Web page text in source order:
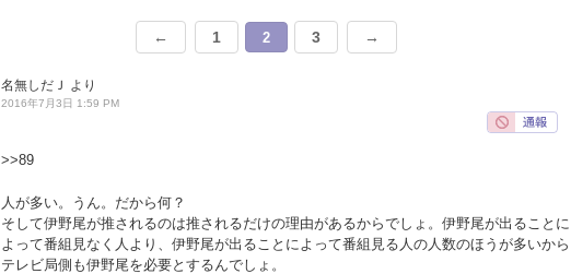
← 1 2 3 →
名無しだＪ より
2016年7月3日 1:59 PM
>>89
人が多い。うん。だから何？
そして伊野尾が推されるのは推されるだけの理由があるからでしょ。伊野尾が出ることに
よって番組見なく人より、伊野尾が出ることによって番組見る人の人数のほうが多いから
テレビ局側も伊野尾を必要とするんでしょ。